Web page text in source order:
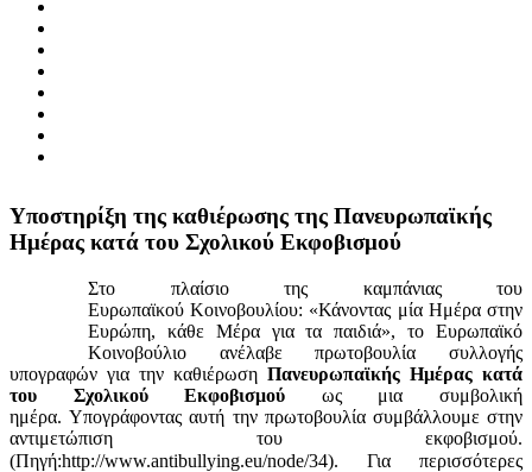
Yποστηρίξη της καθιέρωσης της Πανευρωπαϊκής
Ημέρας κατά του Σχολικού Εκφοβισμού
Στο πλαίσιο της καμπάνιας του
Ευρωπαϊκού Κοινοβουλίου: «Κάνοντας μία Ημέρα στην
Ευρώπη, κάθε Μέρα για τα παιδιά», το Ευρωπαϊκό
Κοινοβούλιο ανέλαβε πρωτοβουλία συλλογής
υπογραφών για την καθιέρωση Πανευρωπαϊκής Ημέρας κατά
του Σχολικού Εκφοβισμού ως μια συμβολική
ημέρα. Υπογράφοντας αυτή την πρωτοβουλία συμβάλλουμε στην
αντιμετώπιση του εκφοβισμού.
(Πηγή:http://www.antibullying.eu/node/34). Για περισσότερες